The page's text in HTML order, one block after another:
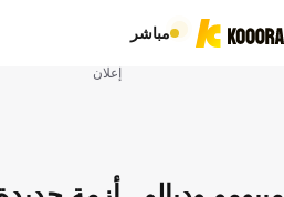
مباشر
إعلان